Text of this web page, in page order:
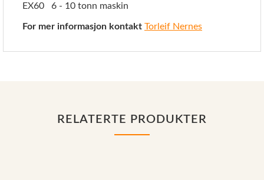
EX60 6 - 10 tonn maskin
For mer informasjon kontakt Torleif Nernes
RELATERTE PRODUKTER